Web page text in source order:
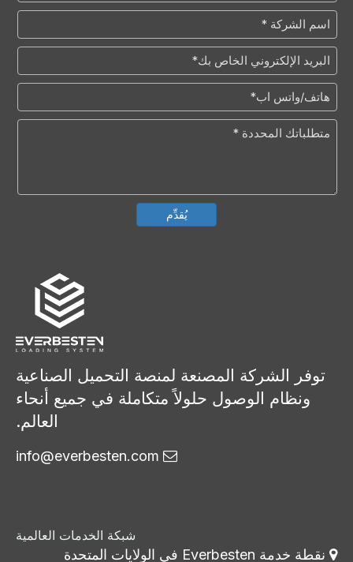
يُقدِّم
توفر الشركة المصنعة لمنصة التحميل الصناعية
ونظام الوصول حلولاً متكاملة في جميع أنحاء
العالم.

info@everbesten.com
شبكة الخدمات العالمية

نقطة خدمة Everbesten في الولايات المتحدة